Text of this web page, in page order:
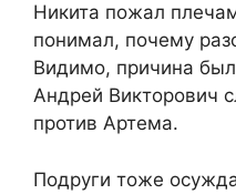
Никита пожал
понимал, почему
Видимо, причина
Андрей Викторович
против Артема.
Подруги тоже